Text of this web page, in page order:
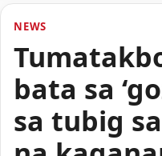
NEWS
bata sa
sa tubig